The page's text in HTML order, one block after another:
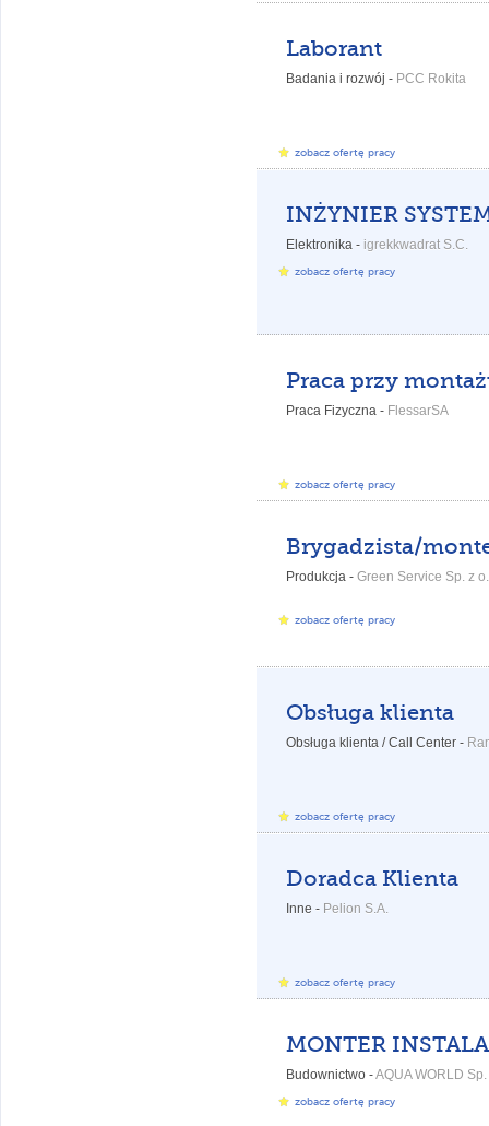
Laborant
Badania i rozwój - PCC Rokita
zobacz ofertę pracy
Elektronika - igrekkwadrat S.C.
zobacz ofertę pracy
Praca Fizyczna - FlessarSA
zobacz ofertę pracy
Produkcja - Green Service Sp. z
zobacz ofertę pracy
Obsługa klienta
Obsługa klienta / Call Center -
zobacz ofertę pracy
Doradca Klienta
Inne - Pelion S.A.
zobacz ofertę pracy
Budownictwo -AQUA WORLD
zobacz ofertę pracy